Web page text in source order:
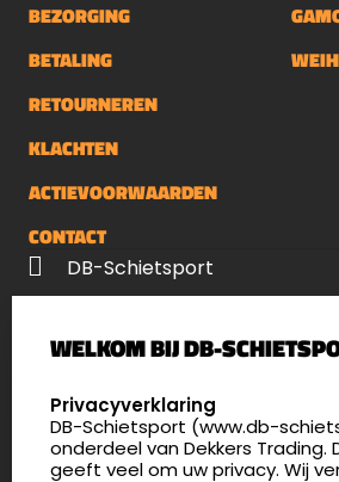
BEZORGING
BETALING
RETOURNEREN
KLACHTEN
ACTIEVOORWAARDEN
CONTACT
DB-Schietsport
5411 LX Zeeland
4.8
176 beoordelingen
WELKOM BIJ DB-
SELECT LANGUAGE
Privacyverklaring
DB-Schietsport (www.db-
onderdeel van Dekkers Trading.
geeft veel om uw privacy. Wij